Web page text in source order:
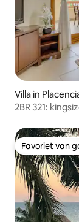
Villa in
2BR 321:
Favoriet van
Favoriet van